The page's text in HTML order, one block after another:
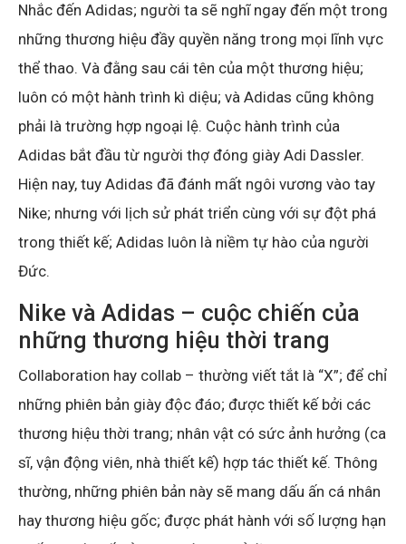
Nhắc đến Adidas; người ta sẽ nghĩ ngay đến một trong
những thương hiệu đầy quyền năng trong mọi lĩnh vực
thể thao. Và đằng sau cái tên của một thương hiệu;
luôn có một hành trình kì diệu; và Adidas cũng không
phải là trường hợp ngoại lệ. Cuộc hành trình của
Adidas bắt đầu từ người thợ đóng giày Adi Dassler.
Hiện nay, tuy Adidas đã đánh mất ngôi vương vào tay
Nike; nhưng với lịch sử phát triển cùng với sự đột phá
trong thiết kế; Adidas luôn là niềm tự hào của người
Đức.
Nike và Adidas – cuộc chiến của
những thương hiệu thời trang
Collaboration hay collab – thường viết tắt là “X”; để chỉ
những phiên bản giày độc đáo; được thiết kế bởi các
thương hiệu thời trang; nhân vật có sức ảnh hưởng (ca
sĩ, vận động viên, nhà thiết kế) hợp tác thiết kế. Thông
thường, những phiên bản này sẽ mang dấu ấn cá nhân
hay thương hiệu gốc; được phát hành với số lượng hạn